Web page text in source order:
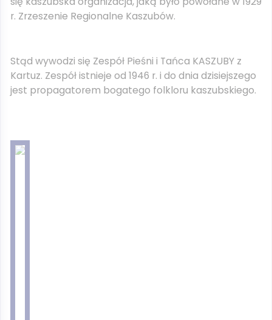
r. Zrzeszenie Regionalne Kaszubów.
Stąd wywodzi się Zespół Pieśni i Tańca KASZUBY z
Kartuz. Zespół istnieje od 1946 r. i do dnia dzisiejszego
jest propagatorem bogatego folkloru kaszubskiego.